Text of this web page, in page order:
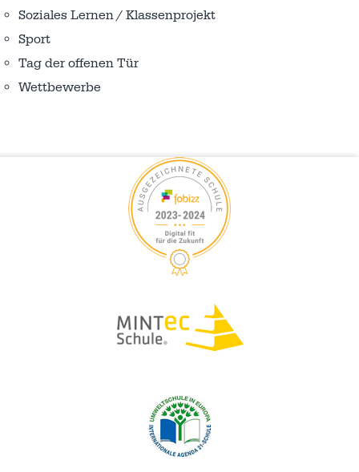
Soziales Lernen / Klassenprojekt
Sport
Tag der offenen Tür
Wettbewerbe